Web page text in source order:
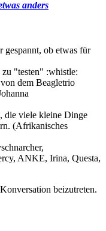
anders
gespannt, ob etwas für
"testen" :whistle:
dem Beagletrio
die viele kleine Dinge
(Afrikanisches
,
, ANKE, Irina, Questa,
beizutreten.